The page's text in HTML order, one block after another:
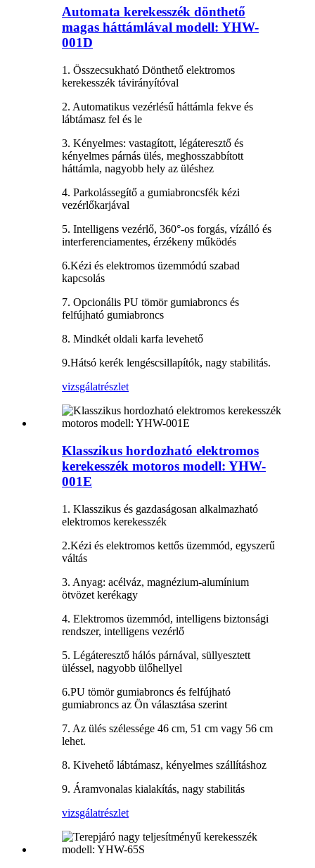
Automata kerekesszék dönthető
magas háttámlával modell: YHW-
001D
1. Összecsukható Dönthető elektromos
kerekesszék távirányítóval
2. Automatikus vezérlésű háttámla fekve és
lábtámasz fel és le
3. Kényelmes: vastagított, légáteresztő és
kényelmes párnás ülés, meghosszabbított
háttámla, nagyobb hely az üléshez
4. Parkolássegítő a gumiabroncsfék kézi
vezérlőkarjával
5. Intelligens vezérlő, 360°-os forgás, vízálló és
interferenciamentes, érzékeny működés
6.Kézi és elektromos üzemmódú szabad
kapcsolás
7. Opcionális PU tömör gumiabroncs és
felfújható gumiabroncs
8. Mindkét oldali karfa levehető
9.Hátsó kerék lengéscsillapítók, nagy stabilitás.
vizsgálatrészlet
Klasszikus hordozható elektromos
kerekesszék motoros modell: YHW-
001E
1. Klasszikus és gazdaságosan alkalmazható
elektromos kerekesszék
2.Kézi és elektromos kettős üzemmód, egyszerű
váltás
3. Anyag: acélváz, magnézium-alumínium
ötvözet kerékagy
4. Elektromos üzemmód, intelligens biztonsági
rendszer, intelligens vezérlő
5. Légáteresztő hálós párnával, süllyesztett
üléssel, nagyobb ülőhellyel
6.PU tömör gumiabroncs és felfújható
gumiabroncs az Ön választása szerint
7. Az ülés szélessége 46 cm, 51 cm vagy 56 cm
lehet.
8. Kivehető lábtámasz, kényelmes szállításhoz
9. Áramvonalas kialakítás, nagy stabilitás
vizsgálatrészlet